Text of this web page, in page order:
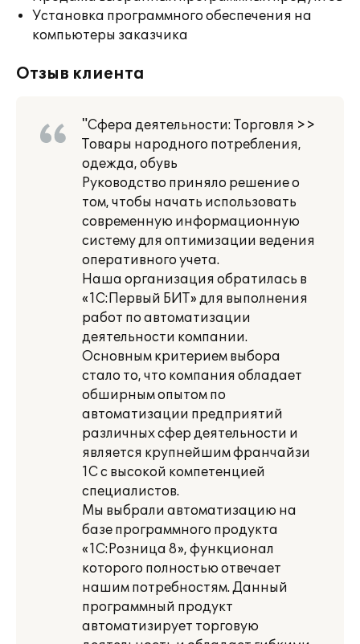
Установка программного обеспечения на
компьютеры заказчика
Отзыв клиента
"Сфера деятельности: Торговля >>
Товары народного потребления,
одежда, обувь
Руководство приняло решение о
том, чтобы начать использовать
современную информационную
систему для оптимизации ведения
оперативного учета.
Наша организация обратилась в
«1С:Первый БИТ» для выполнения
работ по автоматизации
деятельности компании.
Основным критерием выбора
стало то, что компания обладает
обширным опытом по
автоматизации предприятий
различных сфер деятельности и
является крупнейшим франчайзи
1С с высокой компетенцией
специалистов.
Мы выбрали автоматизацию на
базе программного продукта
«1С:Розница 8», функционал
которого полностью отвечает
нашим потребностям. Данный
программный продукт
автоматизирует торговую